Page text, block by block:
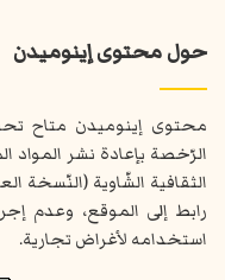
حول محتوى إينوميدن
محتوى إينوميدن متاح
الرّخصة بإعادة نشر المواد
الثقافية الشّاوية (النّسخة
رابط إلى الموقع، وعدم
استخدامه لأغراض تجارية.